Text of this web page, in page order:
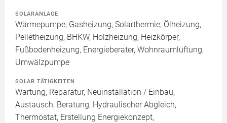
SOLARANLAGE
Wärmepumpe, Gasheizung, Solarthermie, Ölheizung,
Pelletheizung, BHKW, Holzheizung, Heizkörper,
Fußbodenheizung, Energieberater, Wohnraumlüftung,
Umwälzpumpe
SOLAR TÄTIGKEITEN
Wartung, Reparatur, Neuinstallation / Einbau,
Austausch, Beratung, Hydraulischer Abgleich,
Thermostat, Erstellung Energiekonzept,